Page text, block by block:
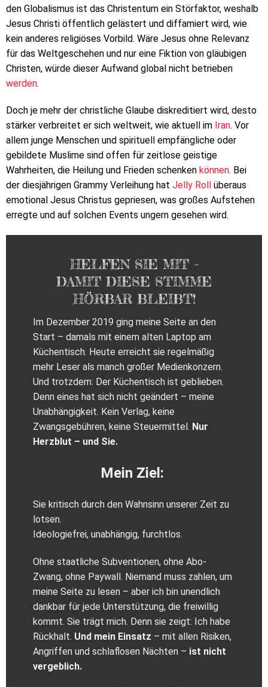
den Globalismus ist das Christentum ein Störfaktor, weshalb
Jesus Christi öffentlich gelästert und diffamiert wird, wie
kein anderes religiöses Vorbild. Wäre Jesus ohne Relevanz
für das Weltgeschehen und nur eine Fiktion von gläubigen
Christen, würde dieser Aufwand global nicht betrieben
werden.
Doch je mehr der christliche Glaube diskreditiert wird, desto
stärker verbreitet er sich weltweit, wie aktuell im Iran. Vor
allem junge Menschen und spirituell empfängliche oder
gebildete Muslime sind offen für zeitlose geistige
Wahrheiten, die Heilung und Frieden schenken können. Bei
der diesjährigen Grammy Verleihung hat Jelly Roll
überaus
emotional Jesus Christus gepriesen, was großes Aufstehen
erregte und auf solchen Events ungern gesehen wird.
HELFEN SIE MIT –
DAMIT DIESE STIMME
HÖRBAR BLEIBT!
Im Dezember 2019 ging meine Seite an den
Start – damals mit einem alten Laptop am
Küchentisch. Heute erreicht sie regelmäßig
mehr Leser als manch großer Medienkonzern.
Und trotzdem: Der Küchentisch ist geblieben.
Denn eines hat sich nicht geändert – meine
Unabhängigkeit. Kein Verlag, keine
Zwangsgebühren, keine Steuermittel. Nur
Herzblut – und Sie.
Mein Ziel:
Sie kritisch durch den Wahnsinn unserer Zeit zu
lotsen.
Ideologiefrei, unabhängig, furchtlos.
Ohne staatliche Subventionen, ohne Abo-
Zwang, ohne Paywall. Niemand muss zahlen, um
meine Seite zu lesen – aber ich bin unendlich
dankbar für jede Unterstützung, die freiwillig
kommt. Sie trägt mich. Denn sie zeigt: Ich habe
Rückhalt. Und mein Einsatz – mit allen Risiken,
Angriffen und schlaflosen Nächten – ist nicht
vergeblich.